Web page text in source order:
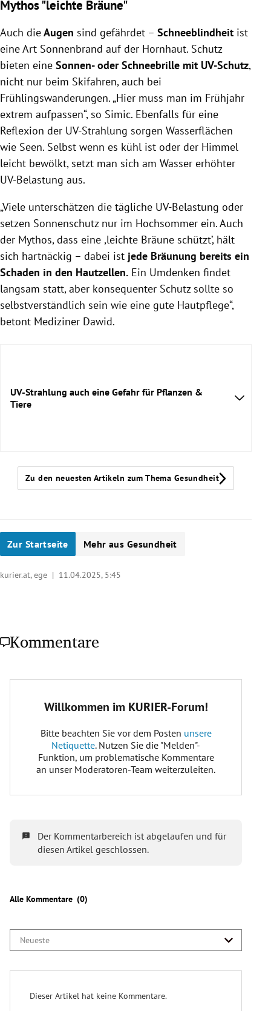
Mythos "leichte Bräune"
Auch dieAugen sind gefährdet – Schneeblindheit ist
eine Art Sonnenbrand auf der Hornhaut. Schutz
bieten eine Sonnen- oder Schneebrille mit UV-Schutz,
nicht nur beim Skifahren, auch bei
Frühlingswanderungen. „Hier muss man im Frühjahr
extrem aufpassen“, so Simic. Ebenfalls für eine
Reflexion der UV-Strahlung sorgen Wasserflächen
wie Seen. Selbst wenn es kühl ist oder der Himmel
leicht bewölkt, setzt man sich am Wasser erhöhter
UV-Belastung aus.
„Viele unterschätzen die tägliche UV-Belastung oder
setzen Sonnenschutz nur im Hochsommer ein. Auch
der Mythos, dass eine ,leichte Bräune schützt’, hält
sich hartnäckig – dabei ist jede Bräunung bereits ein
Schaden in den Hautzellen. Ein Umdenken findet
langsam statt, aber konsequenter Schutz sollte so
selbstverständlich sein wie eine gute Hautpflege“,
betont Mediziner Dawid.
UV-Strahlung auch eine Gefahr für Pflanzen &
Tiere
Zu den neuesten Artikeln zum Thema Gesundheit
Zur Startseite Mehr aus Gesundheit
kurier.at, ege | 11.04.2025, 5:45
Kommentare